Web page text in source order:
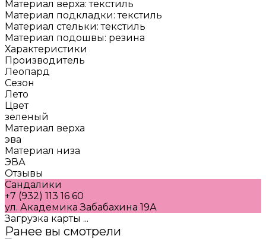
Материал верха: текстиль
Материал подкладки: текстиль
Материал стельки: текстиль
Материал подошвы: резина
Характеристики
Производитель
Леопард
Сезон
Лето
Цвет
зеленый
Материал верха
эва
Материал низа
ЭВА
Отзывы
Сандалики
+7 (932) 113 16 60
ул. Академика Забабахина 19А
Загрузка карты ...
Ранее вы смотрели